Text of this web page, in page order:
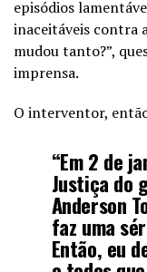
episódios
inaceitáveis contra
mudou tanto?”,
imprensa.
O interventor,
“Em 2 de
Justiça do
Anderson
faz uma
Então, eu